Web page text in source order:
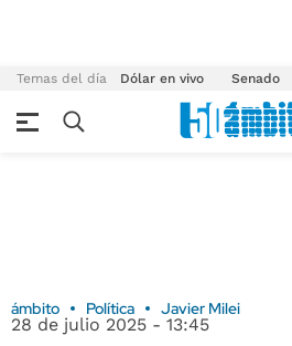
Temas del día Dólar en vivo Senado
ámbito Política Javier Milei
28 de julio 2025 - 13:45